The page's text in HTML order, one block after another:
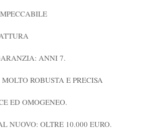
ANNI 7.
ROBUSTA E PRECISA
ED OMOGENEO.
NUOVO: OLTRE 10.000 EURO.